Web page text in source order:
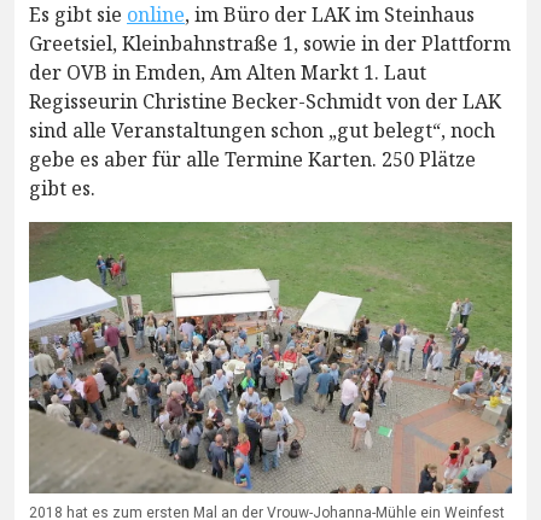
Es gibt sie online, im Büro der LAK im Steinhaus
Greetsiel, Kleinbahnstraße 1, sowie in der Plattform
der OVB in Emden, Am Alten Markt 1. Laut
Regisseurin Christine Becker-Schmidt von der LAK
sind alle Veranstaltungen schon „gut belegt“, noch
gebe es aber für alle Termine Karten. 250 Plätze
gibt es.
2018 hat es zum ersten Mal an der Vrouw-Johanna-Mühle ein Weinfest